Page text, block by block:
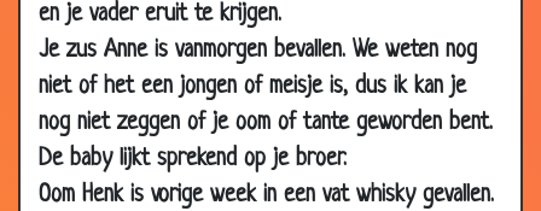
en je vader eruit te krijgen.
Je zus Anne is vanmorgen bevallen. We weten nog
niet of het een jongen of meisje is, dus ik kan je
nog niet zeggen of je oom of tante geworden bent.
De baby lijkt sprekend op je broer.
Oom Henk is vorige week in een vat whisky gevallen.
12 Jan
2003
Brand in flat
12 Jan
2003
LUCHT 2.95
11 Jan
2003
Belg